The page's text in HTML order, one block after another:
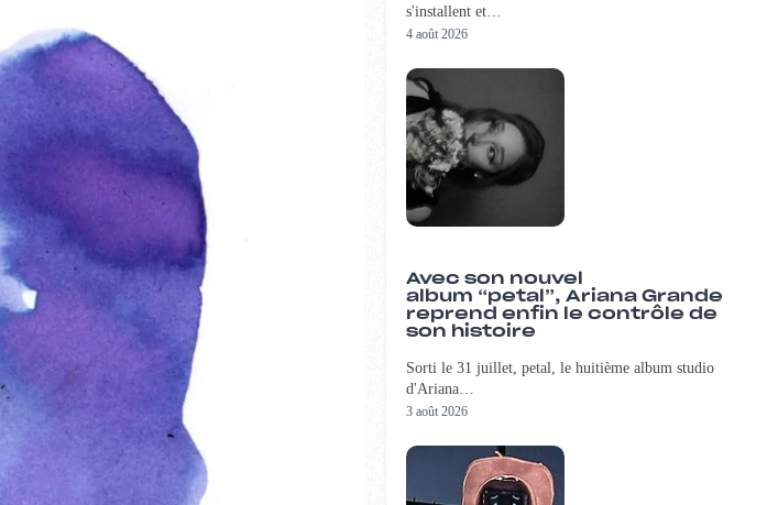
s'installent et…
4 août 2026
Avec son nouvel
album “petal”, Ariana Grande
reprend enfin le contrôle de
son histoire
Sorti le 31 juillet, petal, le huitième album studio
d'Ariana…
3 août 2026